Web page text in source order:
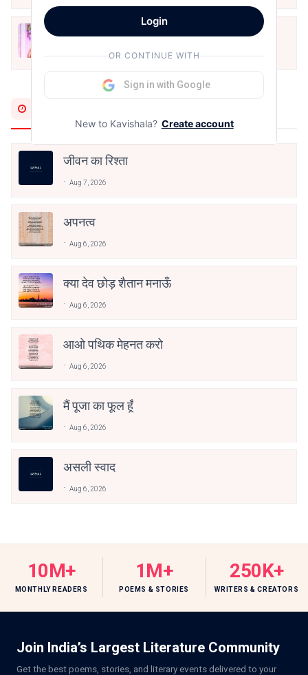
मोहब्बत के सफ़र को एक हँसी आग़ाज़ दे देना -
Dec 24, 2021
जीवन का रिश्ता
Aug 7, 2026
अपनत्व
Aug 6, 2026
क्या देव छोड़ शैतान मनाऊँ
Aug 6, 2026
आओ पथिक मेहनत करो
Aug 6, 2026
मैं पूजा का फूल हूँ
Aug 6, 2026
असली स्वाद
Aug 6, 2026
10M+
MONTHLY READERS
1M+
POEMS & STORIES
250K+
WRITERS & CREATORS
Join India’s Largest Literature Community
Get the best poems, stories, and literary events delivered to your
Login
OR CONTINUE WITH
Sign in with Google
New to Kavishala? Create account